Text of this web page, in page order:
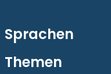
Sprachen
Themen